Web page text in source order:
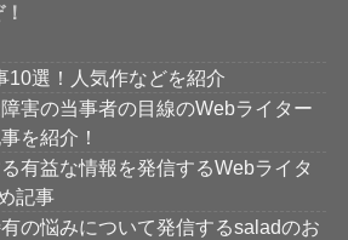
10選！人気作などを紹介
害の当事者の目線のWebライター
を紹介！
有益な情報を発信するWebライタ
記事
の悩みについて発信するsaladのお